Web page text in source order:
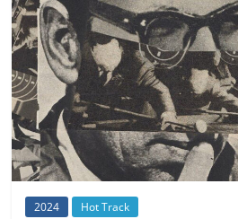
2024 Hot Track